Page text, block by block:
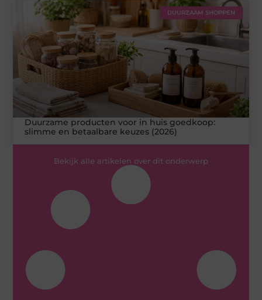
DUURZAAM SHOPPEN
Duurzame producten voor in huis goedkoop:
slimme en betaalbare keuzes (2026)
Bekijk alle artikelen over dit onderwerp